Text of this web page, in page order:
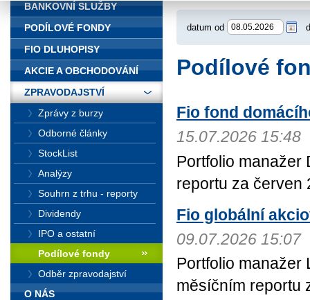
datum od
Podílové
Fio fond
15.07.2026 15:48
Portfolio manažer
reportu za červen
Fio globální
09.07.2026 15:07
Portfolio manažer
měsíčním reportu
BANKOVNÍ SLUŽBY
PODÍLOVÉ FONDY
FIO DLUHOPISY
AKCIE A OBCHODOVÁNÍ
ZPRAVODAJSTVÍ
Zprávy z burzy
Odborné články
StockList
Analýzy
Souhrn z trhu - reporty
Dividendy
IPO a ostatní
Podílové fondy
Odběr zpravodajství
O NÁS